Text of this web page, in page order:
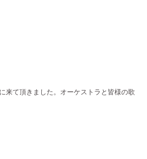
来て頂きました。オーケストラと皆様の歌